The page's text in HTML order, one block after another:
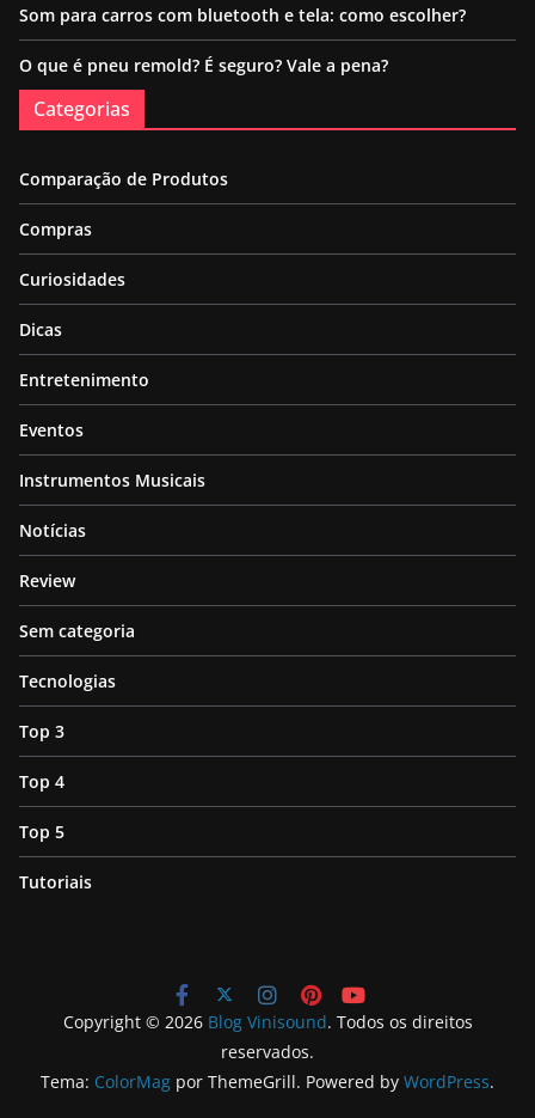
Som para carros com bluetooth e tela: como escolher?
O que é pneu remold? É seguro? Vale a pena?
Categorias
Comparação de Produtos
Compras
Curiosidades
Dicas
Entretenimento
Eventos
Instrumentos Musicais
Notícias
Review
Sem categoria
Tecnologias
Top 3
Top 4
Top 5
Tutoriais
Copyright © 2026 Blog Vinisound. Todos os direitos
reservados.
Tema: ColorMag por ThemeGrill. Powered by WordPress.